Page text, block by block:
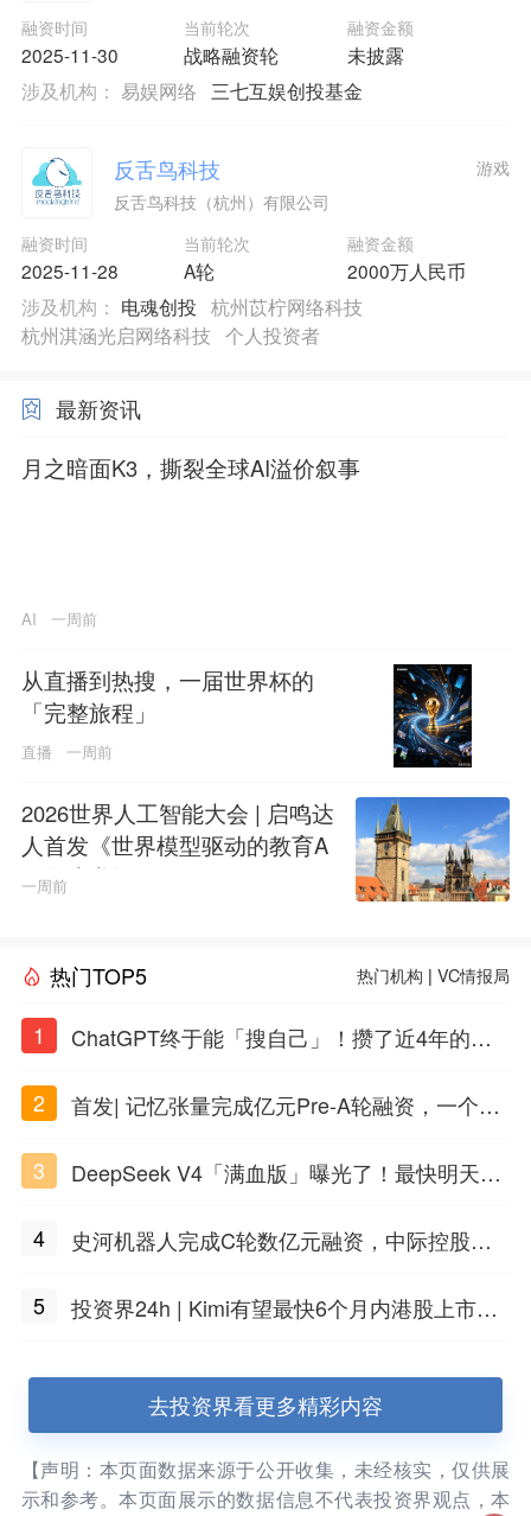
融资时间
2025-11-30
当前轮次
战略融资轮
融资金额
未披露
涉及机构： 易娱网络 三七互娱创投基金
反舌鸟科技
反舌鸟科技（杭州）有限公司
融资时间
2025-11-28
当前轮次
A轮
融资金额
2000万人民币
游戏
涉及机构： 电魂创投 杭州苡柠网络科技
杭州淇涵光启网络科技 个人投资者
最新资讯
月之暗面K3，撕裂全球AI溢价叙事
AI 一周前
从直播到热搜，一届世界杯的
「完整旅程」
直播 一周前
2026世界人工智能大会 | 启鸣达
人首发《世界模型驱动的教育A
GI白皮书》
一周前
热门TOP5 热门机构 |VC情报局
1
ChatGPT终于能「搜自己」！攒了近4年的对
2
首发| 记忆张量完成亿元Pre-A轮融资，一个上
3
DeepSeek V4「满血版」曝光了！最快明天发
4
史河机器人完成C轮数亿元融资，中际控股领
5
投资界24h | Kimi有望最快6个月内港股上市；
去投资界看更多精彩内容
【声明：本页面数据来源于公开收集，未经核实，仅供展
示和参考。本页面展示的数据信息不代表投资界观点，本